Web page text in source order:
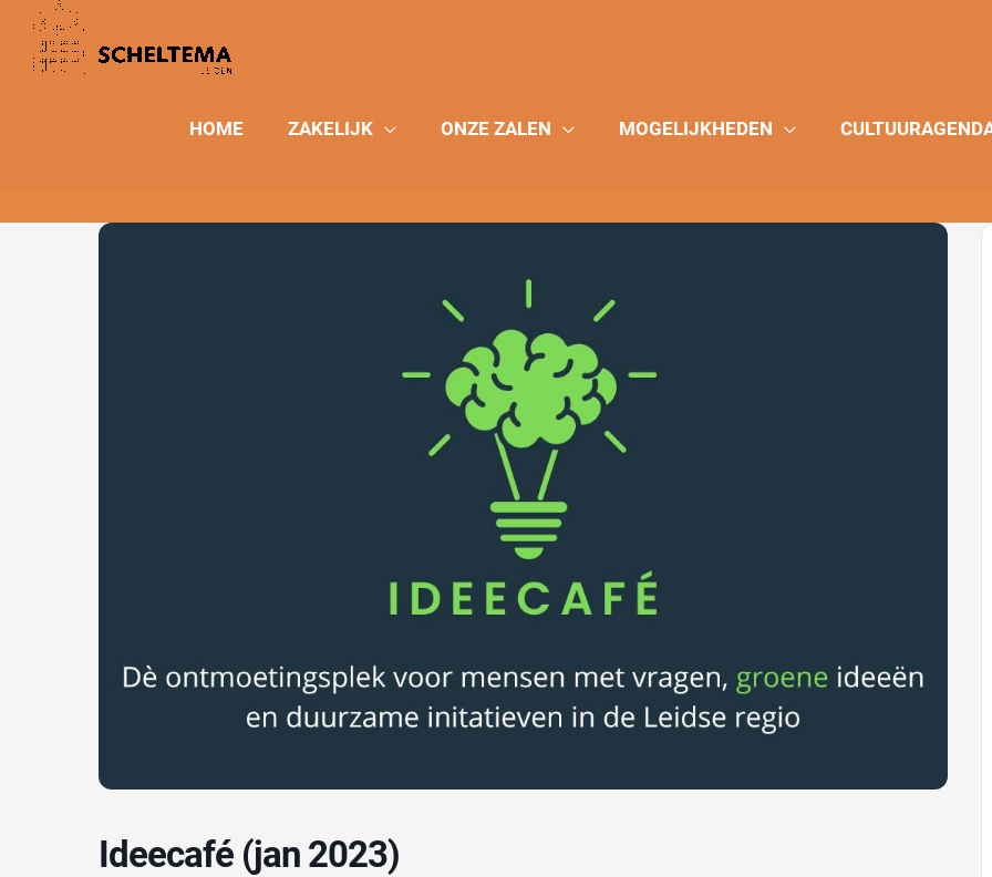
HOME ZAKELIJK ONZE ZALEN MOGELIJKHEDEN
Ideecafé (jan 2023)